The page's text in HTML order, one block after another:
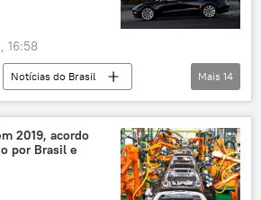
16:58
Notícias do Brasil
Análise
indústria automobilística
Mais 14
2019, acordo
por Brasil e